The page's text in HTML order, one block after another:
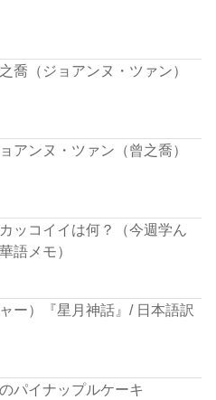
喬（ジョアンヌ・ツァン）
アンヌ・ツァン（曾之喬）
ッコイイは何？（今週学ん
語メモ）
ー）『星月神話』/ 日本語訳
パイナップルケーキ